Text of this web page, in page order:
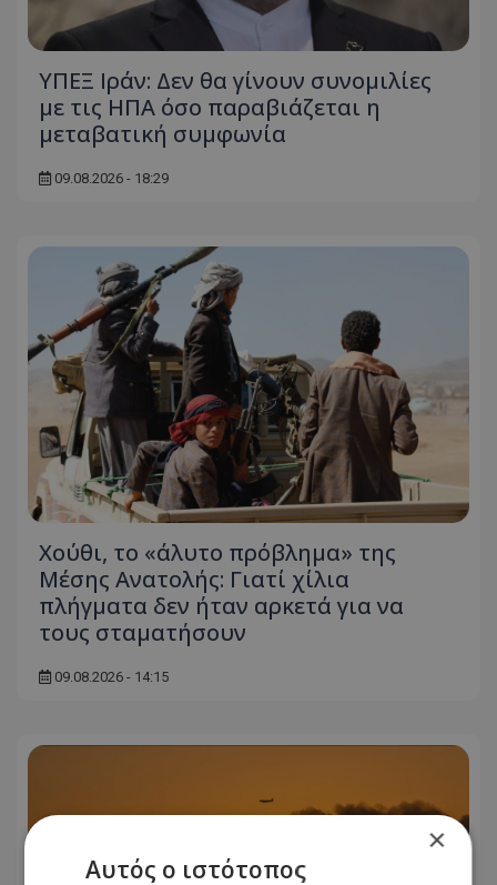
ΥΠΕΞ Ιράν: Δεν θα γίνουν συνομιλίες
με τις ΗΠΑ όσο παραβιάζεται η
μεταβατική συμφωνία
09.08.2026 - 18:29
Χούθι, το «άλυτο πρόβλημα» της
Μέσης Ανατολής: Γιατί χίλια
πλήγματα δεν ήταν αρκετά για να
τους σταματήσουν
09.08.2026 - 14:15
×
Αυτός ο ιστότοπος